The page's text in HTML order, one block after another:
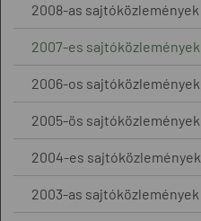
2008-as sajtóközlemények
2007-es sajtóközlemények
2006-os sajtóközlemények
2005-ös sajtóközlemények
2004-es sajtóközlemények
2003-as sajtóközlemények